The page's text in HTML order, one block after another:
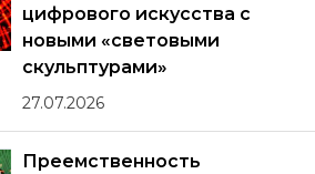
цифрового искусства с
новыми «световыми
скульптурами»
27.07.2026
Преемственность